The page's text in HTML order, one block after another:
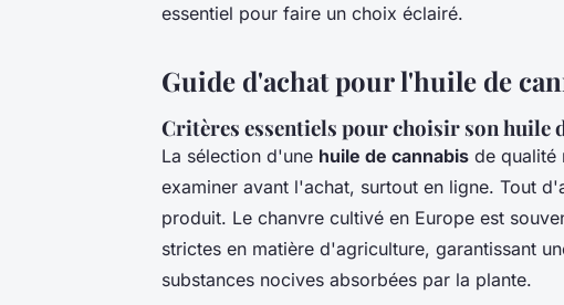
essentiel pour faire un choix éclairé.
Guide d'achat pour l'huile de
Critères essentiels pour choisir son huile
La sélection d'une huile de cannabis de qualité
examiner avant l'achat, surtout en ligne. Tout
produit. Le chanvre cultivé en Europe est
strictes en matière d'agriculture, garantissant
substances nocives absorbées par la plante.